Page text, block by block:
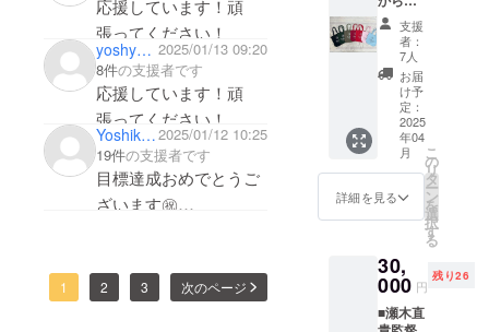
応援しています！頑
張ってください！
yoshynishida 2025/01/13 09:20
8件の支援者です
応援しています！頑
張ってください！
Yoshiko Suzuki2025/01/12 10:25
19件の支援者です
目標達成おめでとうご
ざいます㊗️
1 2 3 次のページ
お礼
メール
■瀬木監
督の書
き下ろ
しエッ
セイ ■
トート
バッ
ク
345mm
×355m
m×100
の指定
はでき
ませ
ん) １
支援
者：
7人
お届
け予
定：
2025
年04
月
詳細を見る
こ
の
リ
タ
ー
ン
を
選
択
す
る
30,
000 円
残り26
■瀬木直